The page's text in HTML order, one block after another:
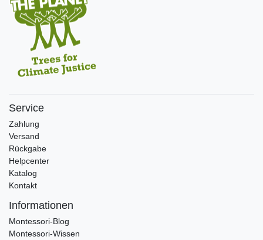
Service
Zahlung
Versand
Rückgabe
Helpcenter
Katalog
Kontakt
Informationen
Montessori-Blog
Montessori-Wissen